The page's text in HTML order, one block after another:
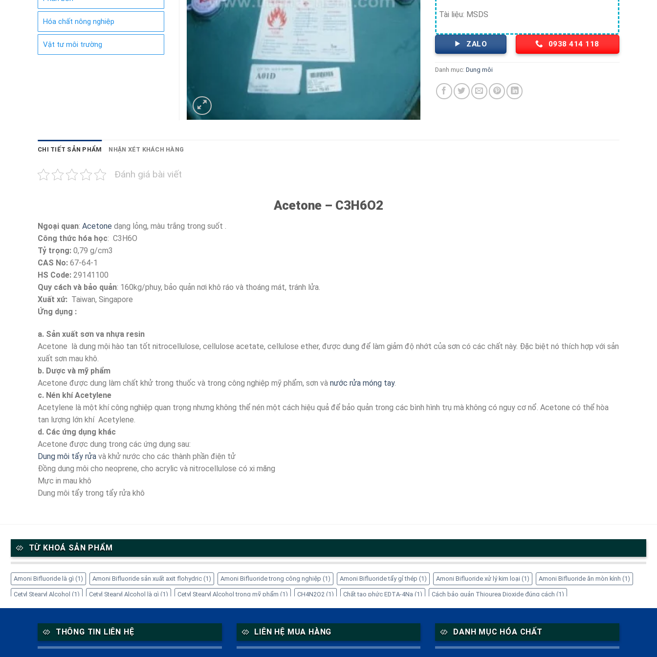
Tài liệu: MSDS
ZALO 0938 414 118
Danh mục:Dung môi
Hóa chất nông nghiệp
Vật tư môi trường
CHI TIẾT SẢN PHẨM NHẬN XÉT KHÁCH HÀNG
Đánh giá bài viết
Acetone – C3H6O2
Ngoại quan: Acetone dạng lỏng, màu trắng trong suốt .
Công thức hóa học: C3H6O
Tỷ trọng: 0,79 g/cm3
CAS No: 67-64-1
HS Code: 29141100
Quy cách và bảo quản: 160kg/phuy, bảo quản nơi khô ráo và thoáng mát, tránh lửa.
Xuất xứ: Taiwan, Singapore
Ứng dụng :
a. Sản xuất sơn va nhựa resin
Acetone là dung mội hào tan tốt nitrocellulose, cellulose acetate, cellulose ether, được dung để làm giảm độ nhớt của sơn có các chất này. Đặc biệt nó thích hợp với sản
xuất sơn mau khô.
b. Dược và mỹ phẩm
Acetone được dung làm chất khử trong thuốc và trong công nghiệp mỹ phẩm, sơn và nước rửa móng tay.
c. Nén khí Acetylene
Acetylene là một khí công nghiệp quan trọng nhưng không thể nén một cách hiệu quả để bảo quản trong các bình hình trụ mà không có nguy cơ nổ. Acetone có thể hòa
tan lượng lớn khí Acetylene.
d. Các ứng dụng khác
Acetone được dung trong các ứng dụng sau:
Dung môi tẩy rửa và khử nước cho các thành phần điện tử
Đồng dung môi cho neoprene, cho acrylic và nitrocellulose có xi măng
Mực in mau khô
Dung môi tẩy trong tẩy rửa khô
TỪ KHOÁ SẢN PHẨM
Amoni Bifluoride là gì (1) Amoni Bifluoride sản xuất axit flohydric(1) Amoni Bifluoride trong công nghiệp (1) Amoni Bifluoride tẩy gỉ thép (1) Amoni Bifluoride xử lý kim loại (1) Amoni Bifluoride ăn mòn kính (1)
Cetyl Stearyl Alcohol (1) Cetyl Stearyl Alcohol là gì (1) Cetyl Stearyl Alcohol trong mỹ phẩm (1) CH4N2O2(1) Chất tạo phức EDTA-4Na (1) Cách bảo quản Thiourea Dioxide đúng cách (1)
Cách sử dụng EDTA-4Na(1) Công dụng của Amoni Bifluoride(1) Công dụng của Inositol(1) Công dụng của Sorbitol(2) Dung dịch Sorbitol(1) EDTA-4Na có tác dụng gì(1) EDTA-4Na có độc không(1)
EDTA-4Na giá bao nhiêu(1) EDTA-4Na trong mỹ phẩm(1) EDTA-4Na trong thực phẩm(1) EDTA-4Na xử lý kim loại nặng(1) Glycerin tinh luyện giá sỉ(1) Inositol cho nữ giới(1) Inositol giảm cân(1)
Inositol hỗ trợ thần kinh(1) Inositol là gì(1) Inositol PCOS(1) Inositol thực phẩm chức năng(1) Mua EDTA-4Na chính hãng(1) Mua Sorbitol Solution ở đâu(1) Mua Thiourea Dioxide giá tốt ở đâu(1)
THÔNG TIN LIÊN HỆ LIÊN HỆ MUA HÀNG DANH MỤC HÓA CHẤT